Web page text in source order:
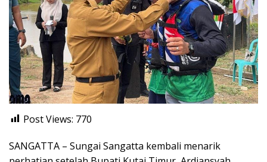
Post Views: 770
SANGATTA – Sungai Sangatta kembali menarik